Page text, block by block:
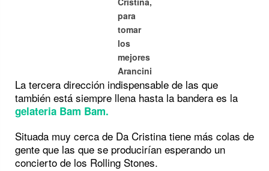
para
tomar
los
mejores
Arancini
La tercera dirección indispensable de las que
también está siempre llena hasta la bandera es la
gelateria Bam Bam.
Situada muy cerca de Da Cristina tiene más colas de
gente que las que se producirían esperando un
concierto de los Rolling Stones.